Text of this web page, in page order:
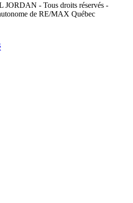
- Tous droits réservés -
de RE/MAX Québec